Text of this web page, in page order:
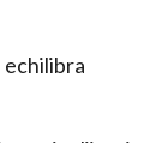
echilibra